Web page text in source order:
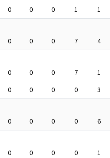
0 0 0 1
1
0 0 0 7
4
0 0 0 7
1
0 0 0 0
3
0 0 0 0
6
0 0 0 0
1